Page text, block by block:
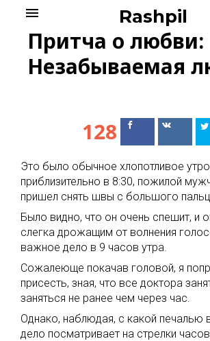
content
Rashpil
menu
Притча о любви:
Незабываемая
128
Поделиться
Это было обычное хлопотливое
приблизительно в 8:30, пожилой
пришел снять швы с большого
Было видно, что он очень спешит, и
слегка дрожащим от волнения
важное дело в 9 часов утра.
Сожалеюще покачав головой, я
присесть, зная, что все доктора
заняться не ранее чем через час.
Однако, наблюдая, с какой печалью
дело посматривает на стрелки